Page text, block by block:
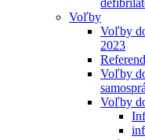
Voľby
Voľby
2023
Voľby
Voľby